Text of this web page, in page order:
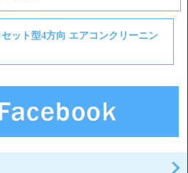
ット型4方向 エアコンクリーニン